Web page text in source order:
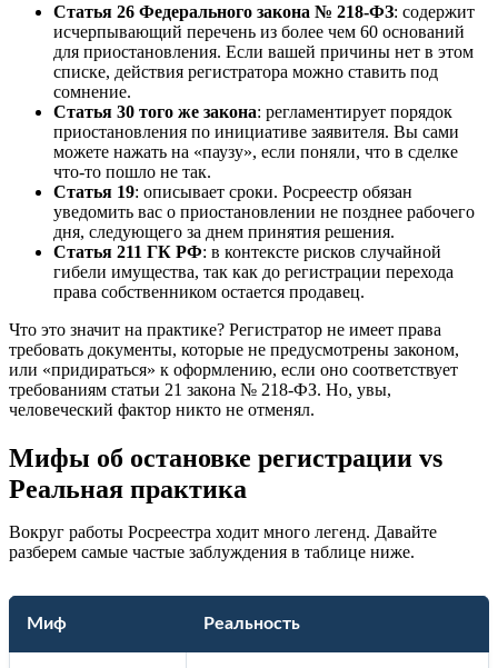
Статья 26 Федерального закона № 218-ФЗ: содержит
исчерпывающий перечень из более чем 60 оснований
для приостановления. Если вашей причины нет в этом
списке, действия регистратора можно ставить под
сомнение.
Статья 30 того же закона: регламентирует порядок
приостановления по инициативе заявителя. Вы сами
можете нажать на «паузу», если поняли, что в сделке
что-то пошло не так.
Статья 19: описывает сроки. Росреестр обязан
уведомить вас о приостановлении не позднее рабочего
дня, следующего за днем принятия решения.
Статья 211 ГК РФ: в контексте рисков случайной
гибели имущества, так как до регистрации перехода
права собственником остается продавец.
Что это значит на практике? Регистратор не имеет права
требовать документы, которые не предусмотрены законом,
или «придираться» к оформлению, если оно соответствует
требованиям статьи 21 закона № 218-ФЗ. Но, увы,
человеческий фактор никто не отменял.
Мифы об остановке регистрации vs
Реальная практика
Вокруг работы Росреестра ходит много легенд. Давайте
разберем самые частые заблуждения в таблице ниже.
Миф Реальность